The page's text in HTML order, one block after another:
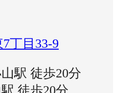
丁目33-9
駅 徒歩20分